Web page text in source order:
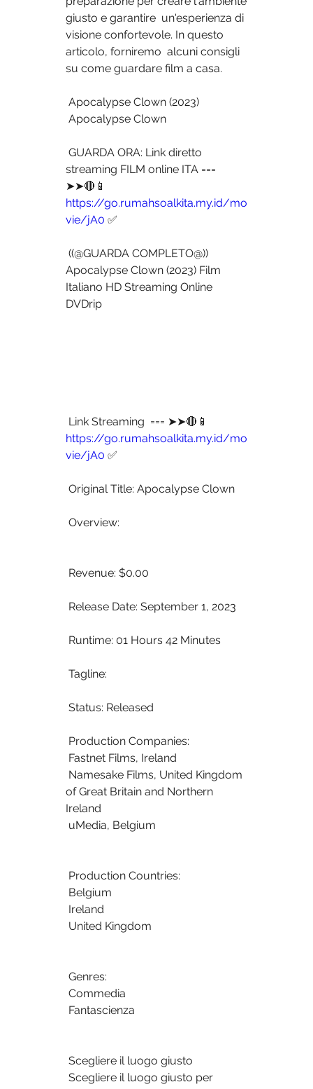
giusto e garantire  un'esperienza di
visione confortevole. In questo
articolo, forniremo  alcuni consigli
su come guardare film a casa.
Apocalypse Clown (2023)
Apocalypse Clown
streaming FILM online ITA ===
https://go.rumahsoalkita.my.id/mo
vie/jA0 ✅
Apocalypse Clown (2023) Film
Italiano HD Streaming Online
DVDrip
https://go.rumahsoalkita.my.id/mo
vie/jA0 ✅
Original Title: Apocalypse Clown
Overview:
Revenue: $0.00
Release Date: September 1, 2023
Runtime: 01 Hours 42 Minutes
Tagline:
Status: Released
Production Companies:
Fastnet Films, Ireland
of Great Britain and Northern
Ireland
uMedia, Belgium
Production Countries:
Belgium
Ireland
United Kingdom
Genres:
Commedia
Fantascienza
Scegliere il luogo giusto